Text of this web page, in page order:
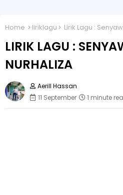
Home liriklagu Lirik Lagu :
LIRIK LAGU :
NURHALIZA
Aerill Hassan
11 September
1 minute